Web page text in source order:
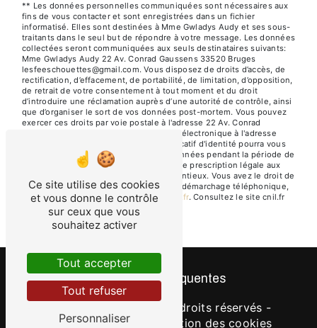
** Les données personnelles communiquées sont nécessaires aux
fins de vous contacter et sont enregistrées dans un fichier
informatisé. Elles sont destinées à Mme Gwladys Audy et ses sous-
traitants dans le seul but de répondre à votre message. Les données
collectées seront communiquées aux seuls destinataires suivants:
Mme Gwladys Audy 22 Av. Conrad Gaussens 33520 Bruges
lesfeeschouettes@gmail.com. Vous disposez de droits d’accès, de
rectification, d’effacement, de portabilité, de limitation, d’opposition,
de retrait de votre consentement à tout moment et du droit
d’introduire une réclamation auprès d’une autorité de contrôle, ainsi
que d’organiser le sort de vos données post-mortem. Vous pouvez
exercer ces droits par voie postale à l'adresse 22 Av. Conrad
Gaussens 33520 Bruges ou par courrier électronique à l'adresse
lesfeeschouettes@gmail.com. Un justificatif d'identité pourra vous
être demandé. Nous conservons vos données pendant la période de
prise de contact puis pendant la durée de prescription légale aux
fins probatoires et de gestion des contentieux. Vous avez le droit de
vous inscrire sur la liste d'opposition au démarchage téléphonique,
disponible à cette adresse: Bloctel.gouv.fr. Consultez le site cnil.fr
pour plus d’informations sur vos droits.
Recherches fréquentes
- 2026 - Tous droits réservés -
Mentions légales
Gestion des cookies
Ce site utilise des cookies
et vous donne le contrôle
sur ceux que vous
souhaitez activer
Tout accepter
Tout refuser
Personnaliser